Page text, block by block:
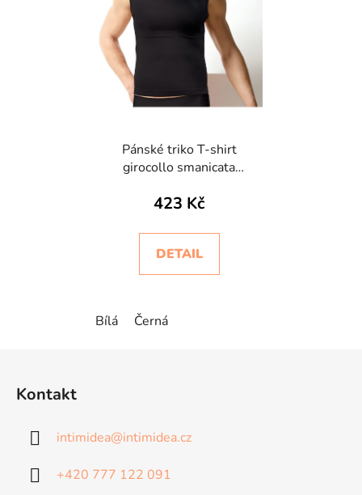
Pánské triko T-shirt
girocollo smanicata
423 Kč
DETAIL
Bílá Černá
Kontakt
intimidea@intimidea.cz
+420 777 122 091